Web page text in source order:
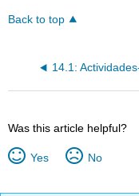
Back to top
Was this article helpful?
Yes No